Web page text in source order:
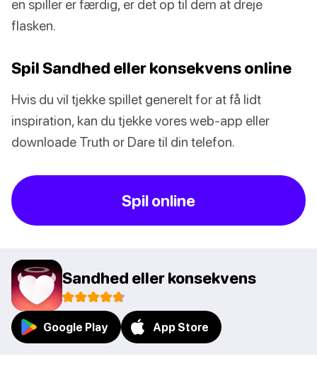
en spiller er færdig, er det op til dem at dreje
flasken.
Spil Sandhed eller konsekvens online
Hvis du vil tjekke spillet generelt for at få lidt
inspiration, kan du tjekke vores web-app eller
downloade Truth or Dare til din telefon.
Spil online
Sandhed eller konsekvens
Google Play App Store